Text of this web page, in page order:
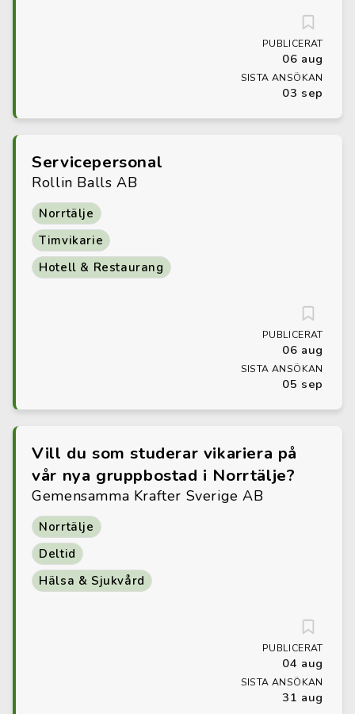
PUBLICERAT
06 aug
SISTA ANSÖKAN
03 sep
Servicepersonal
Rollin Balls AB
Norrtälje
Timvikarie
Hotell & Restaurang
PUBLICERAT
06 aug
SISTA ANSÖKAN
05 sep
Vill du som studerar vikariera på
vår nya gruppbostad i Norrtälje?
Gemensamma Krafter Sverige AB
Norrtälje
Deltid
Hälsa & Sjukvård
PUBLICERAT
04 aug
SISTA ANSÖKAN
31 aug